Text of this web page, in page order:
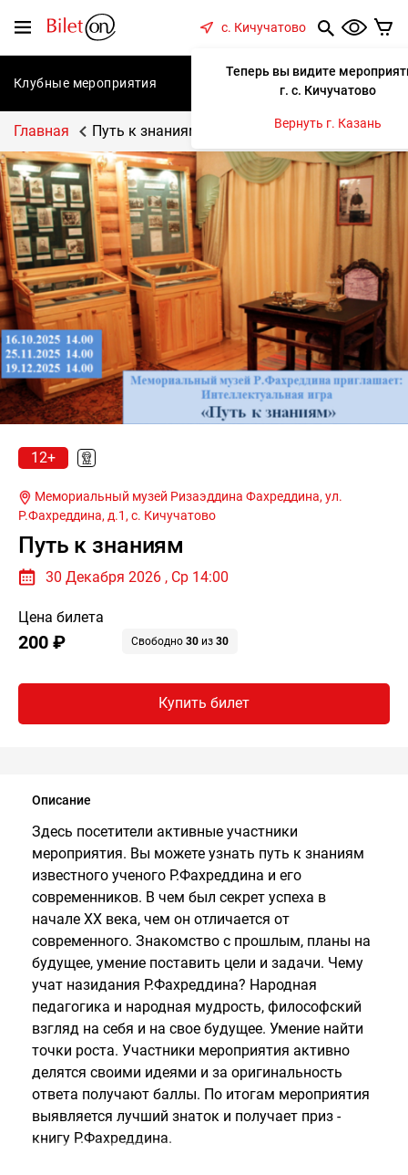
Меню
с. Кичучатово
Теперь вы видите
г. с. Кичучатово
Вернуть г. Казань
Клубные мероприятия Концерты Спектакли
Главная Путь к знаниям
12+
Р.Фахреддина, д.1, с. Кичучатово
Путь к знаниям
30 Декабря 2026 , Ср 14:00
Цена билета
200 ₽ Свободно 30 из 30
Купить билет
Описание
Здесь посетители активные участники
мероприятия. Вы можете узнать путь к знаниям
известного ученого Р.Фахреддина и его
современников. В чем был секрет успеха в
начале ХХ века, чем он отличается от
современного. Знакомство с прошлым, планы на
будущее, умение поставить цели и задачи. Чему
учат назидания Р.Фахреддина? Народная
педагогика и народная мудрость, философский
взгляд на себя и на свое будущее. Умение найти
точки роста. Участники мероприятия активно
делятся своими идеями и за оригинальность
ответа получают баллы. По итогам мероприятия
выявляется лучший знаток и получает приз -
книгу Р.Фахреддина.